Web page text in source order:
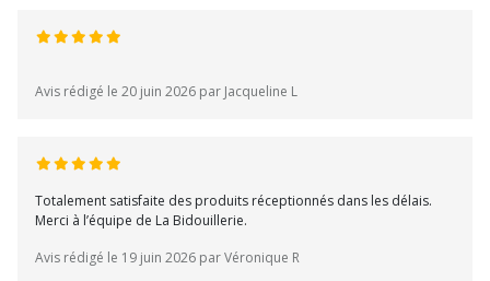
Avis rédigé le 20 juin 2026 par Jacqueline L
Totalement satisfaite des produits réceptionnés dans les délais.
Merci à l’équipe de La Bidouillerie.
Avis rédigé le 19 juin 2026 par Véronique R